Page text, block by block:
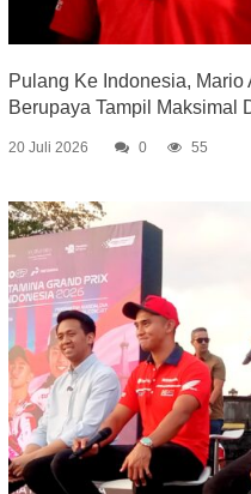
Pulang Ke Indonesia,
Berupaya Tampil Maksimal
20 Juli 2026 0 55